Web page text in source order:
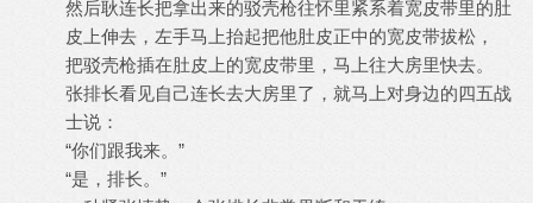
然后耿连长把拿出来的驳壳枪往怀里紧系着宽皮带里的肚
皮上伸去，左手马上抬起把他肚皮正中的宽皮带拔松，
把驳壳枪插在肚皮上的宽皮带里，马上往大房里快去。
张排长看见自己连长去大房里了，就马上对身边的四五战
士说：
“你们跟我来。”
“是，排长。”